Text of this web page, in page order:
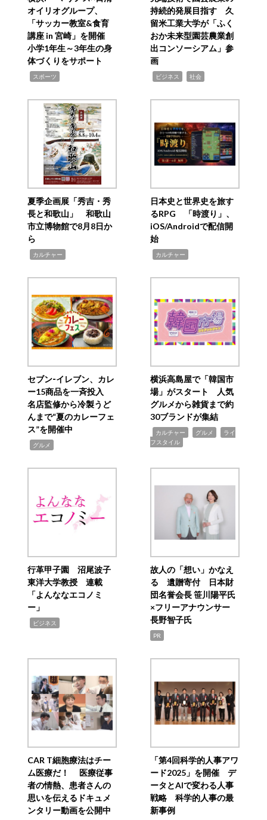
オイリオグループ、
「サッカー教室&食育
講座 in 宮崎」を開催
小学1年生～3年生の身
体づくりをサポート
スポーツ
持続的発展目指す 久
留米工業大学が「ふく
おか未来型園芸農業創
出コンソーシアム」参
画
ビジネス 社会
夏季企画展「秀吉・秀
長と和歌山」 和歌山
市立博物館で8月8日か
ら
カルチャー
日本史と世界史を旅す
るRPG 「時渡り」、
iOS/Androidで配信開
始
カルチャー
セブン‐イレブン、カレ
ー15商品を一斉投入
名店監修から冷製うど
んまで“夏のカレーフェ
ス”を開催中
グルメ
横浜高島屋で「韓国市
場」がスタート 人気
グルメから雑貨まで約
30ブランドが集結
カルチャー グルメ
ライ
フスタイル
行革甲子園 沼尾波子
東洋大学教授 連載
「よんななエコノミ
ー」
ビジネス
故人の「想い」かなえ
る 遺贈寄付 日本財
団名誉会長 笹川陽平氏
×フリーアナウンサー
長野智子氏
PR
CAR T細胞療法はチー
ム医療だ！ 医療従事
者の情熱、患者さんの
思いを伝えるドキュメ
ンタリー動画を公開中
「第4回科学的人事アワ
ード2025」を開催 デ
ータとAIで変わる人事
戦略 科学的人事の最
新事例